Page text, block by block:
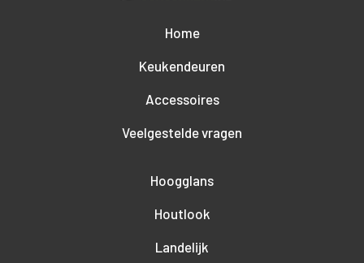
Home
Keukendeuren
Accessoires
Veelgestelde vragen
Hoogglans
Houtlook
Landelijk